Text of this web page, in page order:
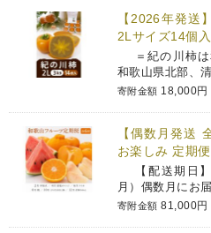
【2026年発送
2Lサイズ14個
＝紀の川柿は
和歌山県北部、
寄附金額 18,000円
【偶数月発送
お楽しみ 定期
【配送期日】
月）偶数月にお
寄附金額 81,000円